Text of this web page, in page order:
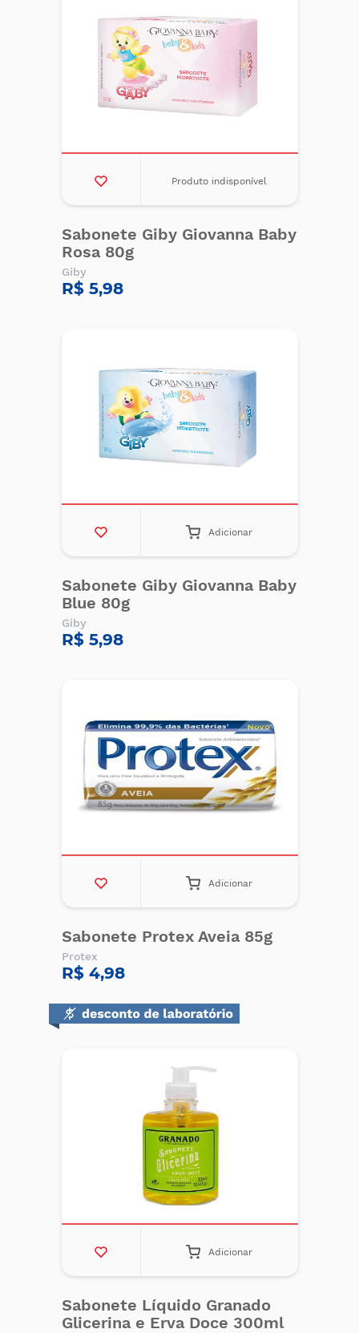
Produto indisponível
Sabonete Giby Giovanna Baby
Rosa 80g
Giby
R$ 5,98
Adicionar
Sabonete Giby Giovanna Baby
Blue 80g
Giby
R$ 5,98
Adicionar
Sabonete Protex Aveia 85g
Protex
R$ 4,98
Adicionar
Sabonete Líquido Granado
Glicerina e Erva Doce 300ml